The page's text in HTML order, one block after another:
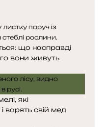
що насправді
вони живуть
які
свій мед